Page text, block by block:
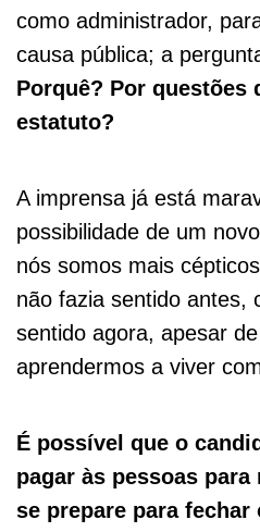
como administrador,
causa pública; a
Porquê? Por questões
estatuto?
A imprensa já está
possibilidade de um
nós somos mais
não fazia sentido antes,
sentido agora, apesar
aprendermos a viver
É possível que o
pagar às pessoas
se prepare para fechar